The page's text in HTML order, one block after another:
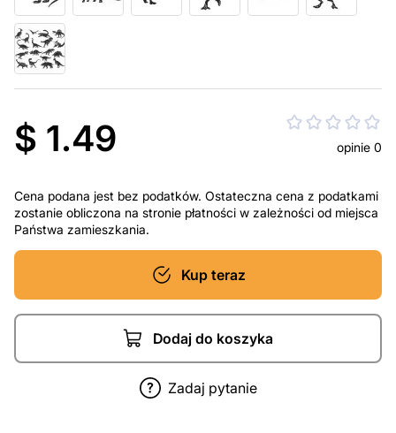
$ 1.49 opinie 0
Cena podana jest bez podatków. Ostateczna cena z podatkami
zostanie obliczona na stronie płatności w zależności od miejsca
Państwa zamieszkania.
Kup teraz
Dodaj do koszyka
Zadaj pytanie